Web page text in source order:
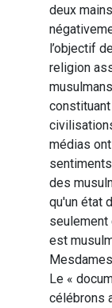
deux
l’objectif
religion
médias
des
qu'un état
est
Le «
célébrons